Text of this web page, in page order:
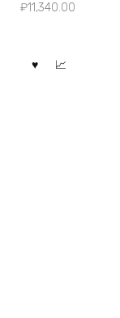
₽11,340.00